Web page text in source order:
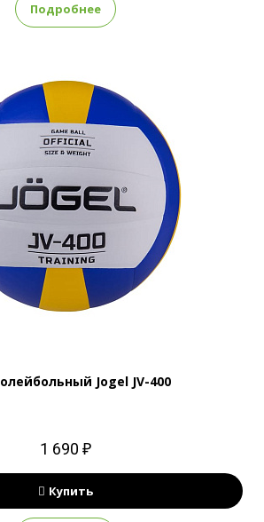
Подробнее
Jogel JV-400
1 690 ₽
Купить